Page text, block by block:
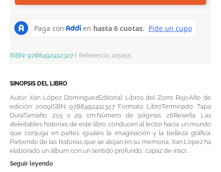
ISBN: 9788492412327 Referencia: 225055
SINOPSIS DEL LIBRO
Autor: Xan López DominguezEditorial: Libros del Zorro RojoAño de
edición: 2009ISBN: 9788492412327 Formato: LibroTerminado: Tapa
DuraTamaño: 21.5 x 29 cm.Número de páginas: 26Reseña: Las
deleitables historias de este libro conducen al lector hacia un mundo
que conjuga en partes iguales la imaginación y la belleza gráfica.
Partiendo de las historias que se alojan en su memoria, Xan López ha
elaborado un álbum con un sentido profundo, capaz de inscr...
Seguir leyendo